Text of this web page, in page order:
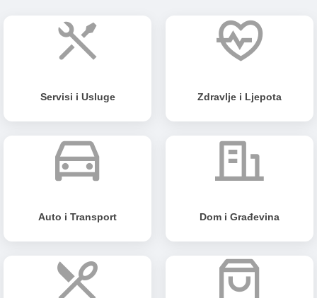
Servisi i Usluge Zdravlje i Ljepota
Auto i Transport Dom i Građevina